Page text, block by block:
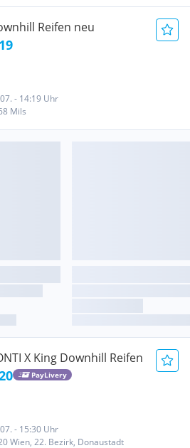
Reifen neu
- 14:19 Uhr
Mils
X King Downhill Reifen
PayLivery
- 15:30 Uhr
Wien, 22. Bezirk, Donaustadt